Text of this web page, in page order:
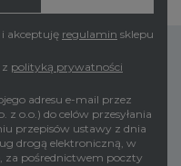
i akceptuję regulamin sklepu
polityką prywatności
adresu e-mail przez
z o.o.) do celów przesyłania
przepisów ustawy z dnia
drogą elektroniczną, w
pośrednictwem poczty